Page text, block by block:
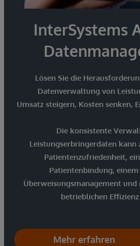
InterSystems
Lösen Sie die
Datenverwaltung von
Umsatz steigern, Kosten senken,
Die konsistente
Leistungserbringerdaten kann
Patientenzufriedenheit,
Patientenbindung,
Überweisungsmanagement und
betrieblichen
Mehr erfahren